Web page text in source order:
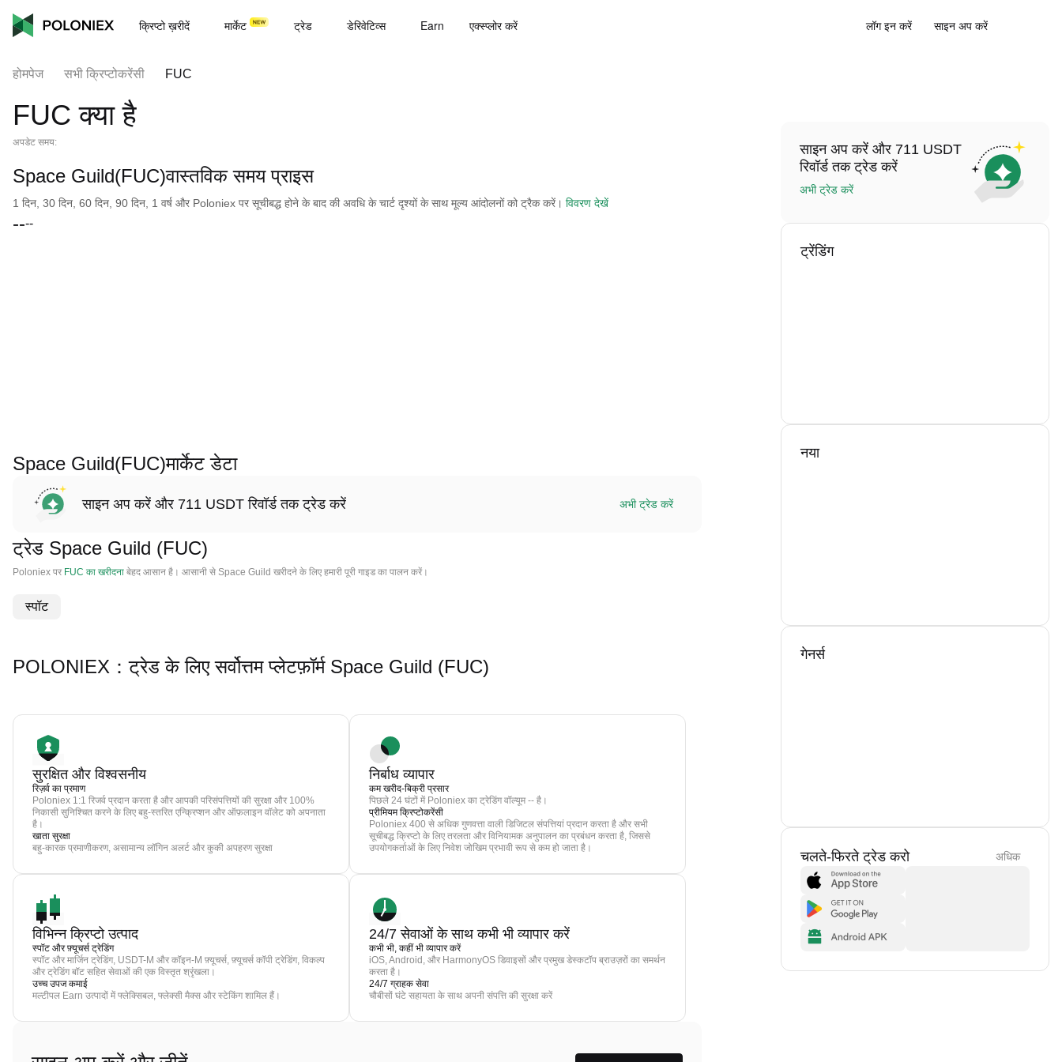
क्रिप्टो ख़रीदें मार्केट ट्रेड डेरिवेटिव्स Earn एक्स्प्लोर करें लॉग इन करें साइन अप करें
होमपेज सभी क्रिप्टोकरेंसी FUC
FUC क्या है
अपडेट समय:
Space Guild(FUC)वास्तविक समय प्राइस
1 दिन, 30 दिन, 60 दिन, 90 दिन, 1 वर्ष और Poloniex पर सूचीबद्ध होने के बाद की अवधि के चार्ट दृश्यों के साथ मूल्य आंदोलनों को ट्रैक करें। विवरण देखें
----
Space Guild(FUC)मार्केट डेटा
साइन अप करें और 711 USDT रिवॉर्ड तक ट्रेड करें अभी ट्रेड करें
ट्रेड Space Guild (FUC)
Poloniex पर FUC का खरीदना बेहद आसान है। आसानी से Space Guild खरीदने के लिए हमारी पूरी गाइड का पालन करें।
स्पॉट
POLONIEX：ट्रेड के लिए सर्वोत्तम प्लेटफ़ॉर्म Space Guild (FUC)
सुरक्षित और विश्वसनीय
रिज़र्व का प्रमाण
Poloniex 1:1 रिजर्व प्रदान करता है और आपकी परिसंपत्तियों की सुरक्षा और 100%
निकासी सुनिश्चित करने के लिए बहु-स्तरित एन्क्रिप्शन और ऑफ़लाइन वॉलेट को अपनाता
है।
खाता सुरक्षा
बहु-कारक प्रमाणीकरण, असामान्य लॉगिन अलर्ट और कुकी अपहरण सुरक्षा
निर्बाध व्यापार
कम खरीद-बिक्री प्रसार
पिछले 24 घंटों में Poloniex का ट्रेडिंग वॉल्यूम -- है।
प्रीमियम क्रिप्टोकरेंसी
Poloniex 400 से अधिक गुणवत्ता वाली डिजिटल संपत्तियां प्रदान करता है और सभी
सूचीबद्ध क्रिप्टो के लिए तरलता और विनियामक अनुपालन का प्रबंधन करता है, जिससे
उपयोगकर्ताओं के लिए निवेश जोखिम प्रभावी रूप से कम हो जाता है।
विभिन्न क्रिप्टो उत्पाद
स्पॉट और फ़्यूचर्स ट्रेडिंग
स्पॉट और मार्जिन ट्रेडिंग, USDT-M और कॉइन-M फ़्यूचर्स, फ़्यूचर्स कॉपी ट्रेडिंग, विकल्प
और ट्रेडिंग बॉट सहित सेवाओं की एक विस्तृत श्रृंखला।
उच्च उपज कमाई
मल्टीपल Earn उत्पादों में फ्लेक्सिबल, फ्लेक्सी मैक्स और स्टेकिंग शामिल हैं।
24/7 सेवाओं के साथ कभी भी व्यापार करें
कभी भी, कहीं भी व्यापार करें
iOS, Android, और HarmonyOS डिवाइसों और प्रमुख डेस्कटॉप ब्राउज़रों का समर्थन
करता है।
24/7 ग्राहक सेवा
चौबीसों घंटे सहायता के साथ अपनी संपत्ति की सुरक्षा करें
साइन अप करें और 711 USDT
रिवॉर्ड तक ट्रेड करें
अभी ट्रेड करें
ट्रेंडिंग
नया
गेनर्स
चलते-फिरते ट्रेड करो अधिक